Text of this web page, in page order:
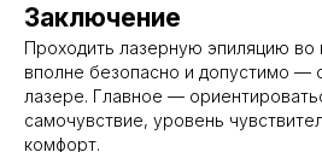
Заключение
Проходить лазерную эпиляцию
вполне безопасно и допустимо —
лазере. Главное —
самочувствие, уровень
комфорт.